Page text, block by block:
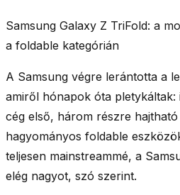
Samsung Galaxy Z TriFold: a
a foldable kategórián
A Samsung végre lerántotta a
amiről hónapok óta pletykáltak:
cég első, három részre hajtható
hagyományos foldable
teljesen mainstreammé, a
elég nagyot, szó szerint.